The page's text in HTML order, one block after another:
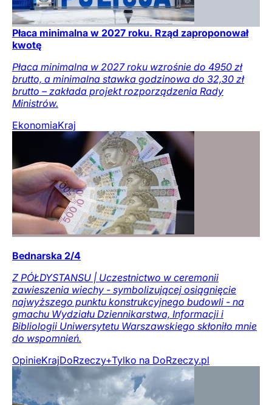
Płaca minimalna w 2027 roku. Rząd zaproponował
kwotę
Płaca minimalna w 2027 roku wzrośnie do 4950 zł
brutto, a minimalna stawka godzinowa do 32,30 zł
brutto – zakłada projekt rozporządzenia Rady
Ministrów.
EkonomiaKraj
Bednarska 2/4
Z PÓŁDYSTANSU | Uczestnictwo w ceremonii
zawieszenia wiechy - symbolizującej osiągnięcie
najwyższego punktu konstrukcyjnego budowli - na
gmachu Wydziału Dziennikarstwa, Informacji i
Bibliologii Uniwersytetu Warszawskiego skłoniło mnie
do wspomnień.
OpinieKrajDoRzeczy+Tylko na DoRzeczy.pl